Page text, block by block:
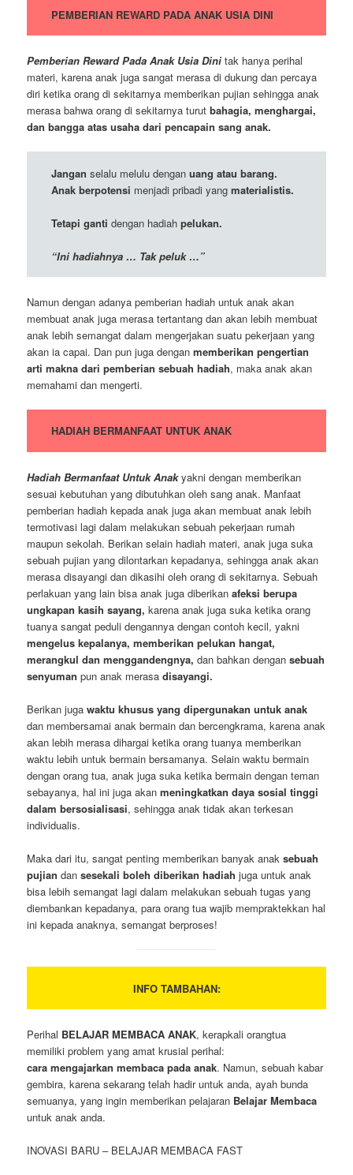
PEMBERIAN REWARD PADA ANAK USIA DINI
Pemberian Reward Pada Anak Usia Dini tak hanya perihal
materi, karena anak juga sangat merasa di dukung dan percaya
diri ketika orang di sekitarnya memberikan pujian sehingga anak
merasa bahwa orang di sekitarnya turutbahagia, menghargai,
dan bangga atas usaha dari pencapain sang anak.
Jangan selalu melulu denganuang atau barang.
Anak berpotensi menjadi pribadi yang materialistis.
Tetapi ganti dengan hadiahpelukan.
“Ini hadiahnya … Tak peluk …”
Namun dengan adanya pemberian hadiah untuk anak akan
membuat anak juga merasa tertantang dan akan lebih membuat
anak lebih semangat dalam mengerjakan suatu pekerjaan yang
akan ia capai. Dan pun juga denganmemberikan pengertian
arti makna dari pemberian sebuah hadiah, maka anak akan
memahami dan mengerti.
HADIAH BERMANFAAT UNTUK ANAK
Hadiah Bermanfaat Untuk Anakyakni dengan memberikan
sesuai kebutuhan yang dibutuhkan oleh sang anak. Manfaat
pemberian hadiah kepada anak juga akan membuat anak lebih
termotivasi lagi dalam melakukan sebuah pekerjaan rumah
maupun sekolah. Berikan selain hadiah materi, anak juga suka
sebuah pujian yang dilontarkan kepadanya, sehingga anak akan
merasa disayangi dan dikasihi oleh orang di sekitarnya. Sebuah
perlakuan yang lain bisa anak juga diberikan afeksi berupa
ungkapan kasih sayang, karena anak juga suka ketika orang
tuanya sangat peduli dengannya dengan contoh kecil, yakni
mengelus kepalanya, memberikan pelukan hangat,
merangkul dan menggandengnya,dan bahkan dengansebuah
senyuman pun anak merasadisayangi.
Berikan jugawaktu khusus yang dipergunakan untuk anak
dan membersamai anak bermain dan bercengkrama, karena anak
akan lebih merasa dihargai ketika orang tuanya memberikan
waktu lebih untuk bermain bersamanya. Selain waktu bermain
dengan orang tua, anak juga suka ketika bermain dengan teman
sebayanya, hal ini juga akanmeningkatkan daya sosial tinggi
dalam bersosialisasi, sehingga anak tidak akan terkesan
individualis.
Maka dari itu, sangat penting memberikan banyak anaksebuah
pujian dan sesekali boleh diberikan hadiah juga untuk anak
bisa lebih semangat lagi dalam melakukan sebuah tugas yang
diembankan kepadanya, para orang tua wajib mempraktekkan hal
ini kepada anaknya, semangat berproses!
INFO TAMBAHAN:
Perihal BELAJAR MEMBACA ANAK, kerapkali orangtua
memiliki problem yang amat krusial perihal:
cara mengajarkan membaca pada anak. Namun, sebuah kabar
gembira, karena sekarang telah hadir untuk anda, ayah bunda
semuanya, yang ingin memberikan pelajaran Belajar Membaca
untuk anak anda.
INOVASI BARU – BELAJAR MEMBACA FAST